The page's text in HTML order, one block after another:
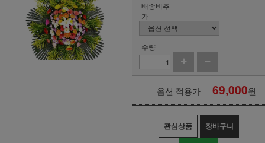
배송비추
가
수량
옵션 적용가 69,000원
관심상품 장바구니